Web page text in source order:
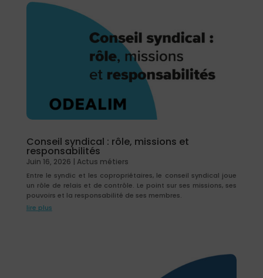
Conseil syndical : rôle, missions et
responsabilités
Juin 16, 2026 | Actus métiers
Entre le syndic et les copropriétaires, le conseil syndical joue
un rôle de relais et de contrôle. Le point sur ses missions, ses
pouvoirs et la responsabilité de ses membres.
lire plus